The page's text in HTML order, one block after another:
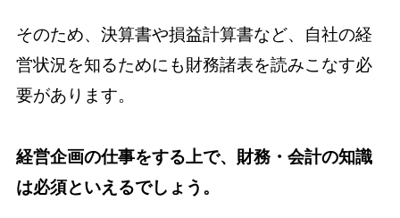
そのため、決算書や損益計算書など、自社の経
営状況を知るためにも財務諸表を読みこなす必
要があります。
経営企画の仕事をする上で、財務・会計の知識
は必須といえるでしょう。